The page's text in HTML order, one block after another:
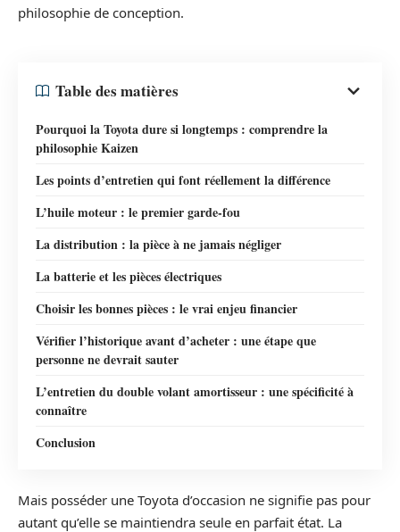
philosophie de conception.
Table des matières
Pourquoi la Toyota dure si longtemps : comprendre la
philosophie Kaizen
Les points d’entretien qui font réellement la différence
L’huile moteur : le premier garde-fou
La distribution : la pièce à ne jamais négliger
La batterie et les pièces électriques
Choisir les bonnes pièces : le vrai enjeu financier
Vérifier l’historique avant d’acheter : une étape que
personne ne devrait sauter
L’entretien du double volant amortisseur : une spécificité à
connaître
Conclusion
Mais posséder une Toyota d’occasion ne signifie pas pour
autant qu’elle se maintiendra seule en parfait état. La